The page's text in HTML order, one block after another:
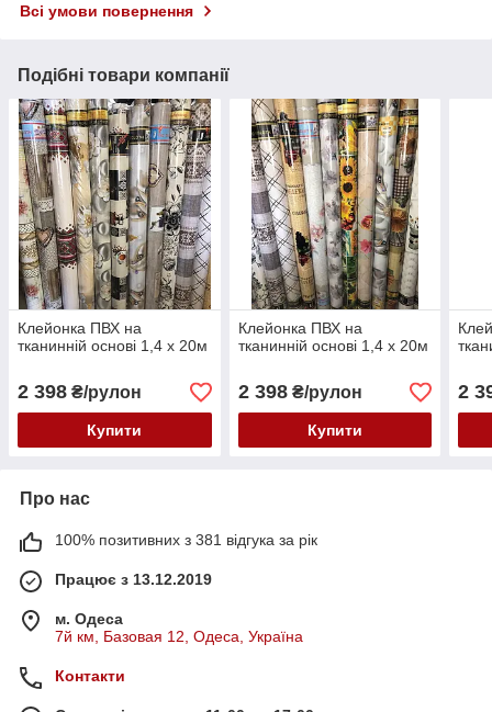
Всі умови повернення
Подібні товари компанії
Клейонка ПВХ на
тканинній основі 1,4 х 20м
2 398 ₴/рулон
Купити
Клейонка ПВХ на
тканинній основі 1,4 х 20м
2 398₴/рулон
Купити
2
Про нас
100% позитивних з 381 відгука за рік
Працює з 13.12.2019
м. Одеса
7й км, Базовая 12, Одеса, Україна
Контакти